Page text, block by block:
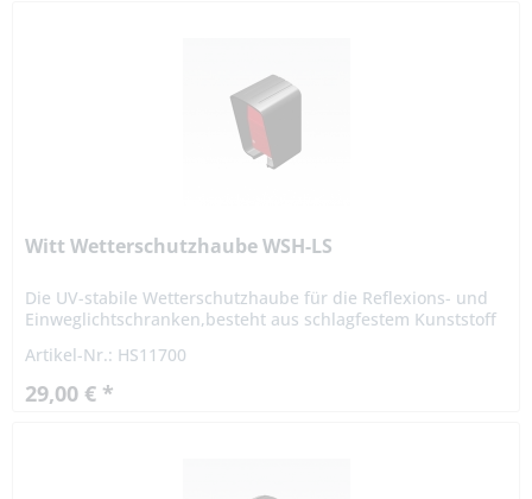
Witt Wetterschutzhaube WSH-LS
Die UV-stabile Wetterschutzhaube für die Reflexions- und
Einweglichtschranken,besteht aus schlagfestem Kunststoff
Hagel und...
Artikel-Nr.: HS11700
29,00 € *